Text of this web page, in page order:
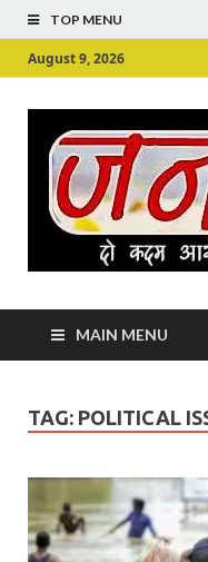
TOP MENU
August 9, 2026
MAIN MENU
TAG: POLITICAL